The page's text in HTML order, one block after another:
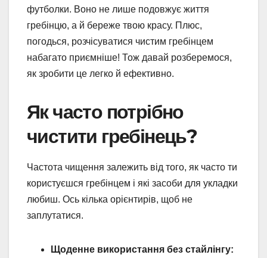
футболки. Воно не лише подовжує життя
гребінцю, а й береже твою красу. Плюс,
погодься, розчісуватися чистим гребінцем
набагато приємніше! Тож давай розберемося,
як зробити це легко й ефективно.
Як часто потрібно
чистити гребінець?
Частота чищення залежить від того, як часто ти
користуєшся гребінцем і які засоби для укладки
любиш. Ось кілька орієнтирів, щоб не
заплутатися.
Щоденне використання без стайлінгу: